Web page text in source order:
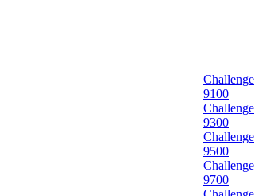
Challenge
9100
Challenge
9300
Challenge
9500
Challenge
9700